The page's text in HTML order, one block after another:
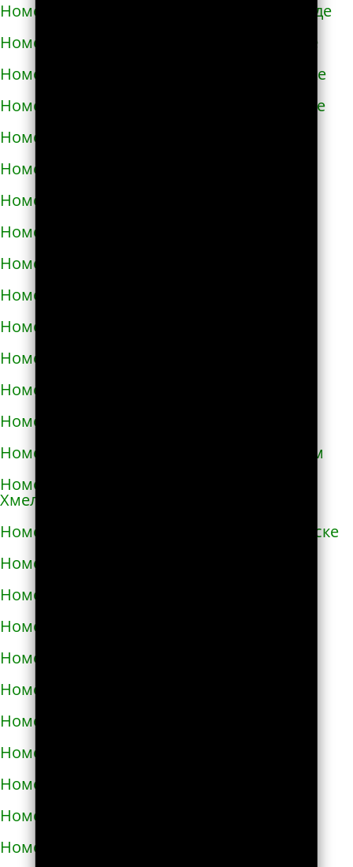
Номера телефонов такси в Новомиргороде
Номера телефонов такси в Новоукраинке
Номера телефонов такси в Новояворовске
Номера телефонов такси в Новом Роздоле
Номера телефонов такси в Носовке
Номера телефонов такси в Обухове
Номера телефонов такси в Овидиополе
Номера телефонов такси в Овруче
Номера телефонов такси в Одессе
Номера телефонов такси в Олевске
Номера телефонов такси в Орехове
Номера телефонов такси в Очакове
Номера телефонов такси в Павлограде
Номера телефонов такси в Первомайске
Номера телефонов такси в Первомайском
Номера телефонов такси в Переяславе-
Хмельницком
Номера телефонов такси в Першотравенске
Номера телефонов такси в Пирятине
Номера телефонов такси в Подгородном
Номера телефонов такси в Подольске
Номера телефонов такси в Покрове
Номера телефонов такси в Пологах
Номера телефонов такси в Полонном
Номера телефонов такси в Полтаве
Номера телефонов такси в Прилуках
Номера телефонов такси в Путивле
Номера телефонов такси в Пятихатках